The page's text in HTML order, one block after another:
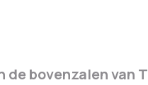
de bovenzalen van